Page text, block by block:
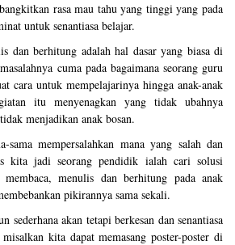
rasa mau tahu yang tinggi yang pada
untuk senantiasa belajar.
dan berhitung adalah hal dasar yang biasa di
cuma pada bagaimana seorang guru
cara untuk mempelajarinya hingga anak-anak
itu menyenagkan yang tidak ubahnya
menjadikan anak bosan.
mempersalahkan mana yang salah dan
kita jadi seorang pendidik ialah cari solusi
membaca, menulis dan berhitung pada anak
pikirannya sama sekali.
sederhana akan tetapi berkesan dan senantiasa
kita dapat memasang poster-poster di